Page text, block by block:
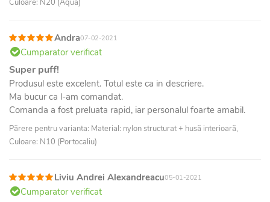
Culoare: N20 (Aqua)
Andra07-02-2021
Cumparator verificat
Super puff!
Produsul este excelent. Totul este ca in descriere.
Ma bucur ca l-am comandat.
Comanda a fost preluata rapid, iar personalul foarte amabil.
Părere pentru varianta: Material: nylon structurat + husă interioară,
Culoare: N10 (Portocaliu)
Liviu Andrei Alexandreacu05-01-2021
Cumparator verificat